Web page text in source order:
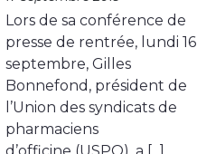
Lors de sa conférence de
presse de rentrée, lundi 16
septembre, Gilles
Bonnefond, président de
l’Union des syndicats de
pharmaciens